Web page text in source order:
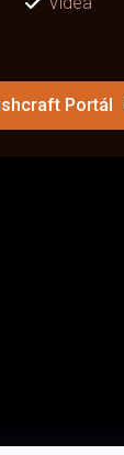
Portál